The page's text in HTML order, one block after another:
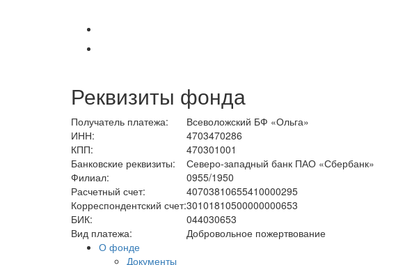
Реквизиты фонда
Получатель платежа:
Всеволожский БФ «Ольга»
ИНН:
4703470286
КПП:
470301001
Банковские реквизиты:
Северо-западный банк ПАО «Сбербанк»
Филиал:
0955/1950
Расчетный счет:
40703810655410000295
Корреспондентский счет:30101810500000000653
БИК:
044030653
Вид платежа:
Добровольное пожертвование
О фонде
Документы